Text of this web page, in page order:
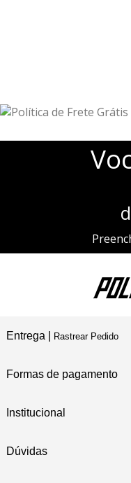
Entrega | Rastrear Pedido
Formas de pagamento
Institucional
Dúvidas